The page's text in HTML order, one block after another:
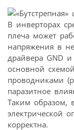
В инверторах
плеча может
напряжения в
драйвера GND
основной
проводниками
паразитное
Таким образом,
электрической
корректна.